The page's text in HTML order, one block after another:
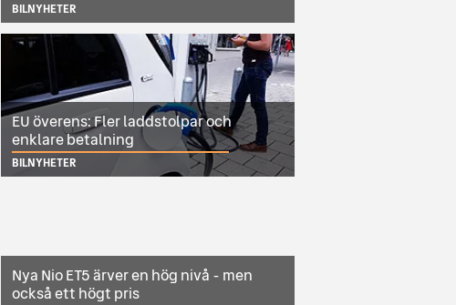
BILNYHETER
EU överens: Fler laddstolpar och
enklare betalning
BILNYHETER
Nya Nio ET5 ärver en hög nivå - men
också ett högt pris